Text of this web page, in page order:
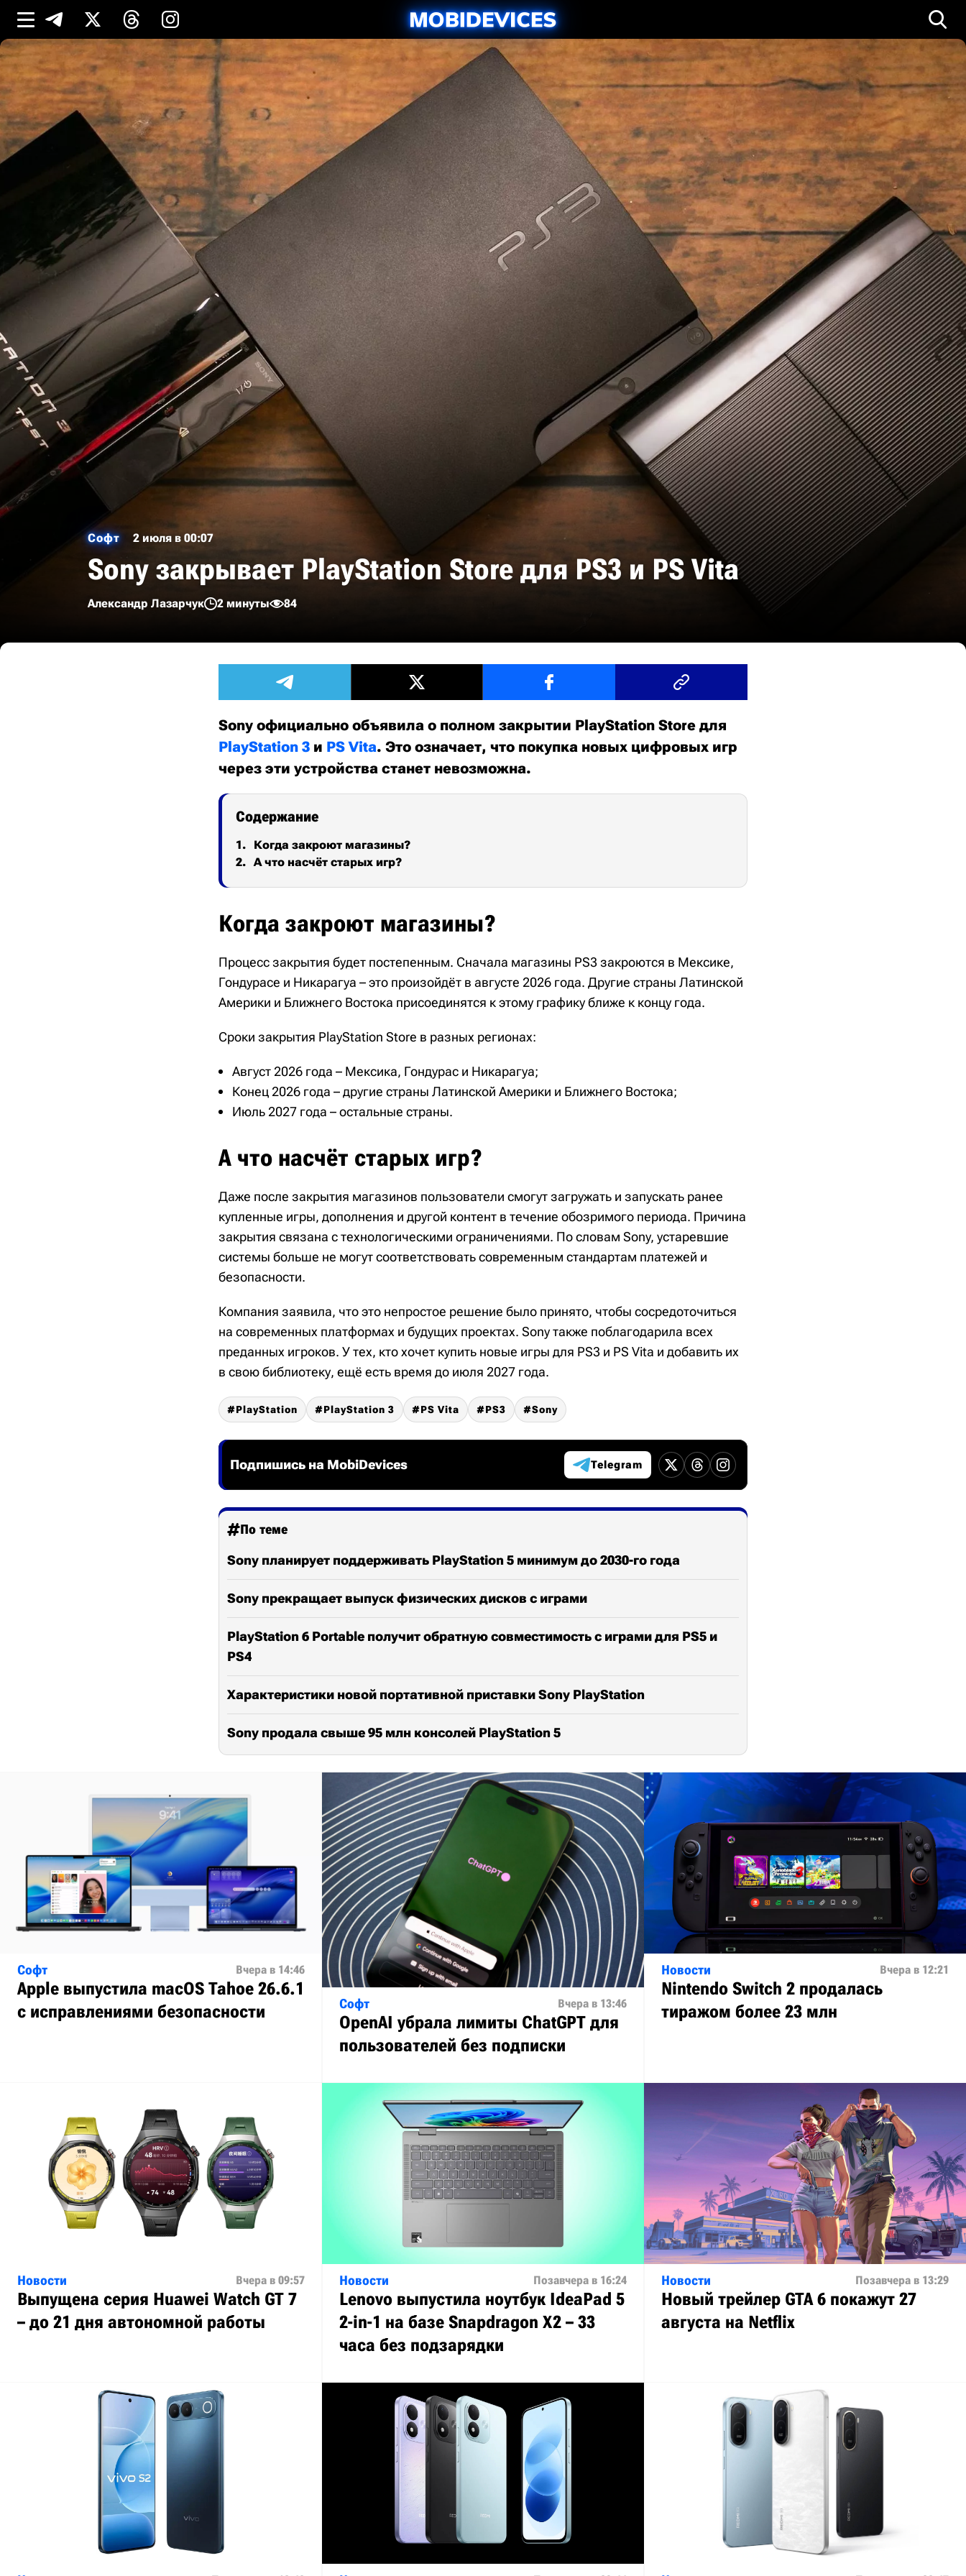
Софт 2 июля в 00:07
Sony закрывает PlayStation Store для PS3 и PS Vita
Александр Лазарчук 2 минуты 84
Sony официально объявила о полном закрытии PlayStation Store для
PlayStation 3 и PS Vita. Это означает, что покупка новых цифровых игр
через эти устройства станет невозможна.
Содержание
Когда закроют магазины?
А что насчёт старых игр?
Когда закроют магазины?
Процесс закрытия будет постепенным. Сначала магазины PS3 закроются в Мексике,
Гондурасе и Никарагуа – это произойдёт в августе 2026 года. Другие страны Латинской
Америки и Ближнего Востока присоединятся к этому графику ближе к концу года.
Сроки закрытия PlayStation Store в разных регионах:
Август 2026 года – Мексика, Гондурас и Никарагуа;
Конец 2026 года – другие страны Латинской Америки и Ближнего Востока;
Июль 2027 года – остальные страны.
А что насчёт старых игр?
Даже после закрытия магазинов пользователи смогут загружать и запускать ранее
купленные игры, дополнения и другой контент в течение обозримого периода. Причина
закрытия связана с технологическими ограничениями. По словам Sony, устаревшие
системы больше не могут соответствовать современным стандартам платежей и
безопасности.
Компания заявила, что это непростое решение было принято, чтобы сосредоточиться
на современных платформах и будущих проектах. Sony также поблагодарила всех
преданных игроков. У тех, кто хочет купить новые игры для PS3 и PS Vita и добавить их
в свою библиотеку, ещё есть время до июля 2027 года.
PlayStation PlayStation 3 PS Vita PS3 Sony
Подпишись на MobiDevices Telegram
По теме
Sony планирует поддерживать PlayStation 5 минимум до 2030-го года
Sony прекращает выпуск физических дисков с играми
PlayStation 6 Portable получит обратную совместимость с играми для PS5 и
PS4
Характеристики новой портативной приставки Sony PlayStation
Sony продала свыше 95 млн консолей PlayStation 5
Софт Вчера в 14:46
Apple выпустила macOS Tahoe 26.6.1
с исправлениями безопасности
Софт Вчера в 13:46
OpenAI убрала лимиты ChatGPT для
пользователей без подписки
Новости Вчера в 12:21
Nintendo Switch 2 продалась
тиражом более 23 млн
Новости Вчера в 09:57
Выпущена серия Huawei Watch GT 7
– до 21 дня автономной работы
Новости Позавчера в 16:24
Lenovo выпустила ноутбук IdeaPad 5
2-in-1 на базе Snapdragon X2 – 33
часа без подзарядки
Новости Позавчера в 13:29
Новый трейлер GTA 6 покажут 27
августа на Netflix